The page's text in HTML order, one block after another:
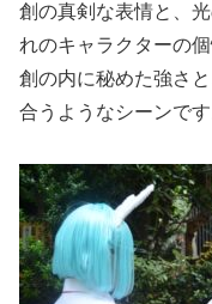
創の真剣な表情と、
れのキャラクターの
創の内に秘めた強さ
合うようなシーンです